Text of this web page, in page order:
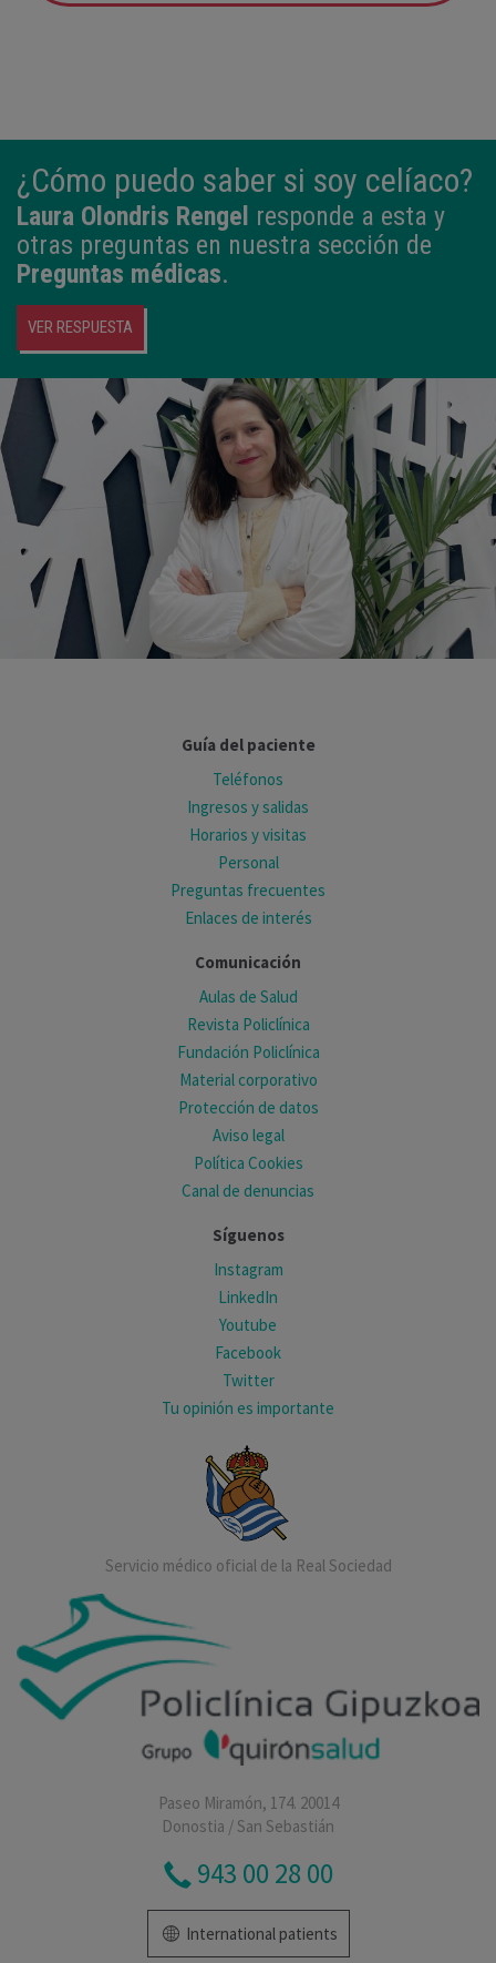
¿Cómo puedo saber si soy celíaco?
Laura Olondris Rengel responde a esta y
otras preguntas en nuestra sección de
Preguntas médicas.
VER RESPUESTA
Guía del paciente
Teléfonos
Ingresos y salidas
Horarios y visitas
Personal
Preguntas frecuentes
Enlaces de interés
Comunicación
Aulas de Salud
Revista Policlínica
Fundación Policlínica
Material corporativo
Protección de datos
Aviso legal
Política Cookies
Canal de denuncias
Síguenos
Instagram
LinkedIn
Youtube
Facebook
Twitter
Tu opinión es importante
Servicio médico oficial de la Real Sociedad
Paseo Miramón, 174. 20014
Donostia / San Sebastián
943 00 28 00
International patients